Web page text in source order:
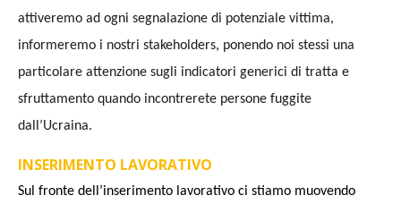
attiveremo ad ogni segnalazione di potenziale vittima,
informeremo i nostri stakeholders, ponendo noi stessi una
particolare attenzione sugli indicatori generici di tratta e
sfruttamento quando incontrerete persone fuggite
dall’Ucraina.
INSERIMENTO LAVORATIVO
Sul fronte dell’inserimento lavorativo ci stiamo muovendo